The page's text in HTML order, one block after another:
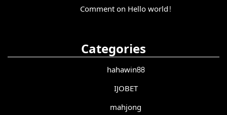
Comment on Hello world!
Categories
hahawin88
IJOBET
mahjong